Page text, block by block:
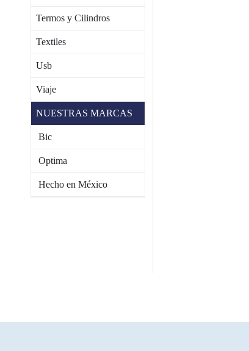
Termos y Cilindros
Textiles
Usb
Viaje
NUESTRAS MARCAS
Bic
Optima
Hecho en México